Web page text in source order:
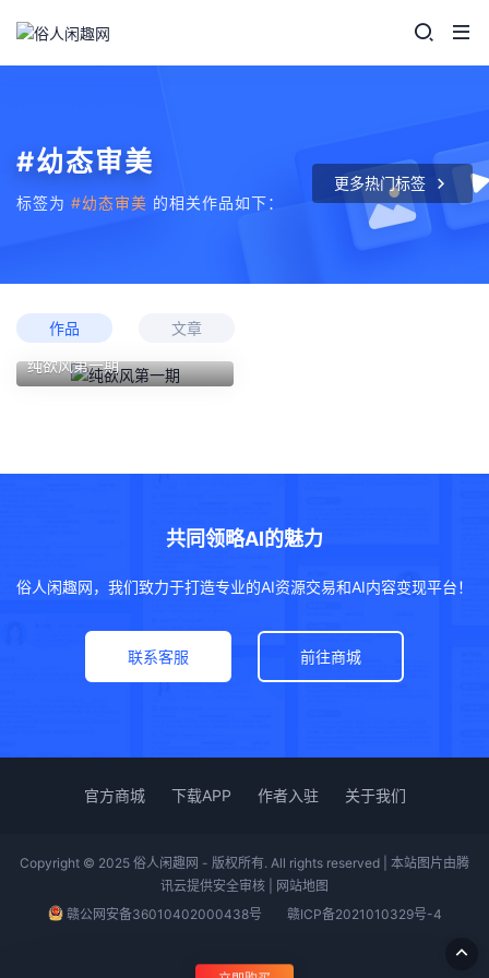
#幼态审美
标签为 #幼态审美 的相关作品如下：
更多热门标签
作品
文章
纯欲风第一期
共同领略AI的魅力
俗人闲趣网，我们致力于打造专业的AI资源交易和AI内容变现平台！
联系客服 前往商城
官方商城 下载APP 作者入驻 关于我们
Copyright © 2025 俗人闲趣网 - 版权所有. All rights reserved | 本站图片由腾
讯云提供安全审核 |
网站地图
赣公网安备36010402000438号
赣ICP备2021010329号-4